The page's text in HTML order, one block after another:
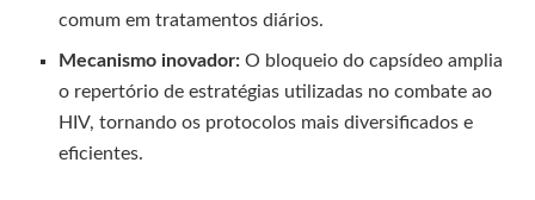
comum em tratamentos diários.
Mecanismo inovador: O bloqueio do capsídeo amplia
o repertório de estratégias utilizadas no combate ao
HIV, tornando os protocolos mais diversificados e
eficientes.